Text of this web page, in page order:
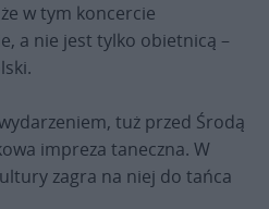
w tym koncercie
a nie jest tylko obietnicą –
tuż przed Środą
impreza taneczna. W
zagra na niej do tańca